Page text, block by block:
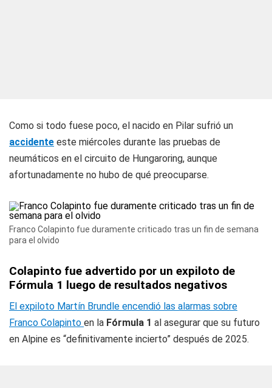
Como si todo fuese poco, el nacido en Pilar sufrió un
accidente este miércoles durante las pruebas de
neumáticos en el circuito de Hungaroring, aunque
afortunadamente no hubo de qué preocuparse.
Franco Colapinto fue duramente criticado tras un fin de semana
para el olvido
Colapinto fue advertido por un expiloto de
Fórmula 1 luego de resultados negativos
El expiloto Martín Brundle encendió las alarmas sobre
Franco Colapinto en la Fórmula 1 al asegurar que su futuro
en Alpine es “definitivamente incierto” después de 2025.